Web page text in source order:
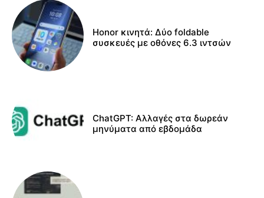
Honor κινητά: Δύο foldable
συσκευές με οθόνες 6.3 ιντσών
ChatGPT: Αλλαγές στα δωρεάν
μηνύματα από εβδομάδα